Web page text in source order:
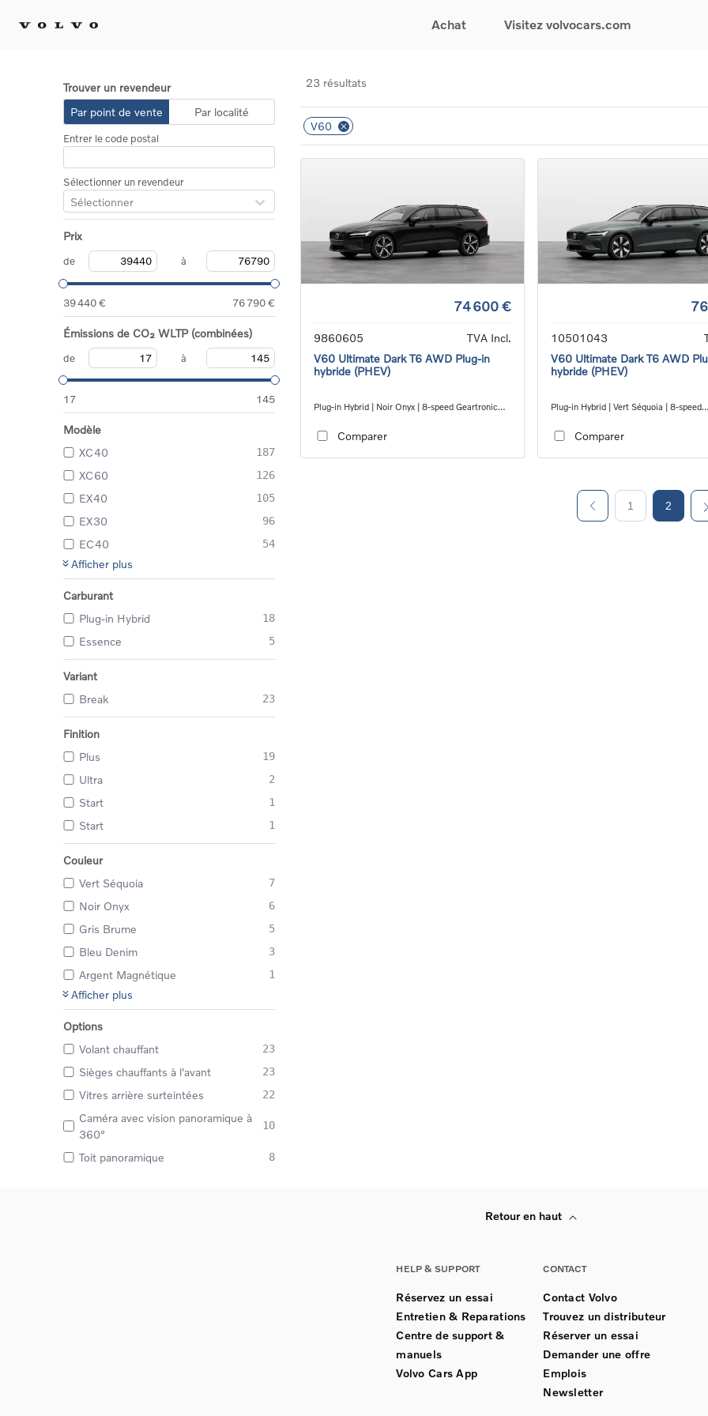
Achat
EX40
EC40
XC40
XC60
XC90
V60
Voitures hybrides
rechargeables
Berline
Crossover
Visitez volvocars.com
Configurez votre voiture
Offres du moment
Voitures d'occasion
Diplomatic & Special sales
Véhicules spéciaux
Voitures électriques
Voitures hybrides
Assurances
Entretien &
Reprise de votre
Service de
24/7
Trouver un
Contact
Trouver un revendeur
Par point de vente
Par localité
Entrer le code postal
Sélectionner un revendeur
Sélectionner
Prix
de à
39 440 € 76 790 €
Émissions de CO₂ WLTP (combinées)
de à
17 145
Modèle
XC40
187
XC60 126
EX40 105
EX30 96
EC40 54
Afficher plus
Carburant
Plug-in Hybrid
18
Essence 5
Variant
Break
23
Finition
Plus
19
Ultra 2
Start 1
Start 1
Couleur
Vert Séquoia
7
Noir Onyx 6
Gris Brume 5
Bleu Denim 3
Argent Magnétique 1
Afficher plus
Options
Volant chauffant
23
Sièges chauffants à l'avant 23
Vitres arrière surteintées 22
Caméra avec vision panoramique à
360°
10
Toit panoramique 8
23 résultats
V60
74 600 €
9860605
TVA Incl.
V60 Ultimate Dark T6 AWD Plug-in
hybride (PHEV)
Plug-in Hybrid | Noir Onyx | 8-speed Geartronic™
Comparer
10501043
V60 Ultimate Dark T6 AWD
hybride (PHEV)
Plug-in Hybrid | Vert Séquoia | 8-speed
Comparer
1 2
Retour en haut
HELP & SUPPORT
Réservez un essai
Entretien & Reparations
Centre de support &
manuels
Volvo Cars App
CONTACT
Contact Volvo
Trouvez un distributeur
Réserver un essai
Demander une offre
Emplois
Newsletter